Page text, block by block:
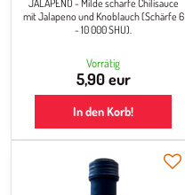
JALAPENO - Milde scharfe Chilisauce
mit Jalapeno und Knoblauch (Schärfe 6
- 10 000 SHU).
Vorrätig
5,90 eur
In den Korb!